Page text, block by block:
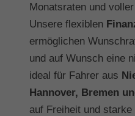
Monatsraten und
Unsere flexiblen
ermöglichen
und auf Wunsch eine
ideal für Fahrer aus
Hannover, Bremen
auf Freiheit und starke